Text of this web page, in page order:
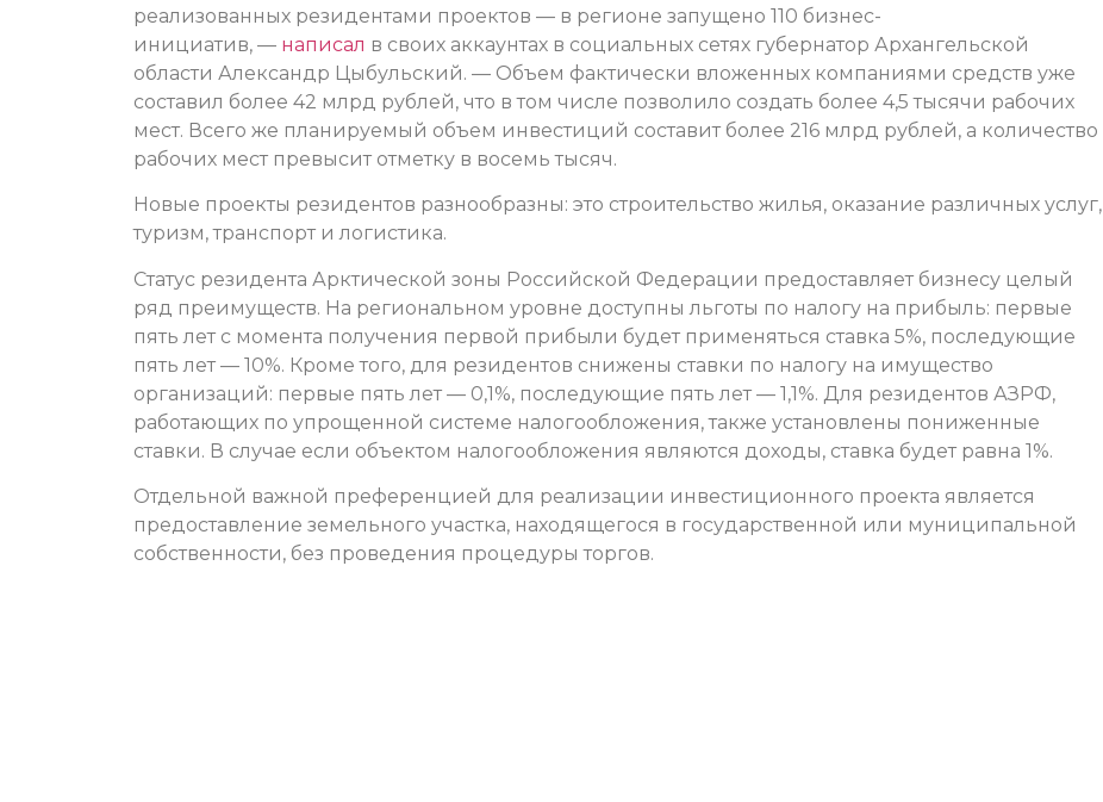
реализованных резидентами проектов — в регионе запущено 110 бизнес-
инициатив, — написал в своих аккаунтах в социальных сетях губернатор Архангельской
области Александр Цыбульский. — Объем фактически вложенных компаниями средств уже
составил более 42 млрд рублей, что в том числе позволило создать более 4,5 тысячи рабочих
мест. Всего же планируемый объем инвестиций составит более 216 млрд рублей, а количество
рабочих мест превысит отметку в восемь тысяч.
Новые проекты резидентов разнообразны: это строительство жилья, оказание различных услуг,
туризм, транспорт и логистика.
Статус резидента Арктической зоны Российской Федерации предоставляет бизнесу целый
ряд преимуществ. На региональном уровне доступны льготы по налогу на прибыль: первые
пять лет с момента получения первой прибыли будет применяться ставка 5%, последующие
пять лет — 10%. Кроме того, для резидентов снижены ставки по налогу на имущество
организаций: первые пять лет — 0,1%, последующие пять лет — 1,1%. Для резидентов АЗРФ,
работающих по упрощенной системе налогообложения, также установлены пониженные
ставки. В случае если объектом налогообложения являются доходы, ставка будет равна 1%.
Отдельной важной преференцией для реализации инвестиционного проекта является
предоставление земельного участка, находящегося в государственной или муниципальной
собственности, без проведения процедуры торгов.